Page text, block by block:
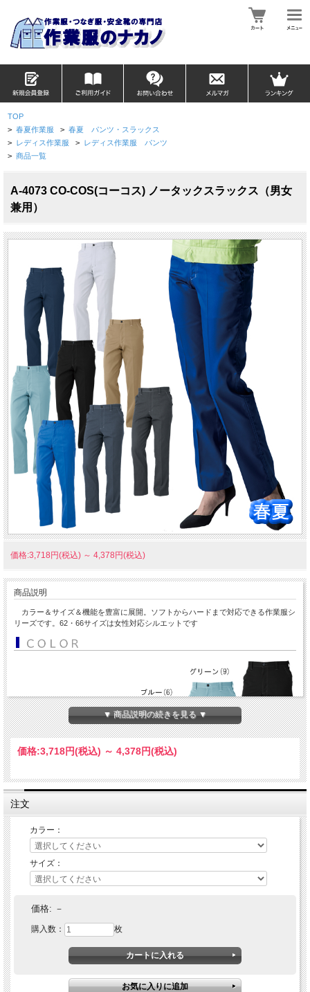
TOP
> 春夏作業服 > 春夏 パンツ・スラックス
> レディス作業服 > レディス作業服 パンツ
> 商品一覧
A-4073 CO-COS(コーコス) ノータックスラックス（男女
兼用）
価格:3,718円(税込) ～ 4,378円(税込)
商品説明
カラー＆サイズ＆機能を豊富に展開。ソフトからハードまで対応できる作業服シ
リーズです。62・66サイズは女性対応シルエットです
▼ 商品説明の続きを見る ▼
価格:3,718円(税込) ～ 4,378円(税込)
注文
カラー：
サイズ：
価格: －
購入数： 枚